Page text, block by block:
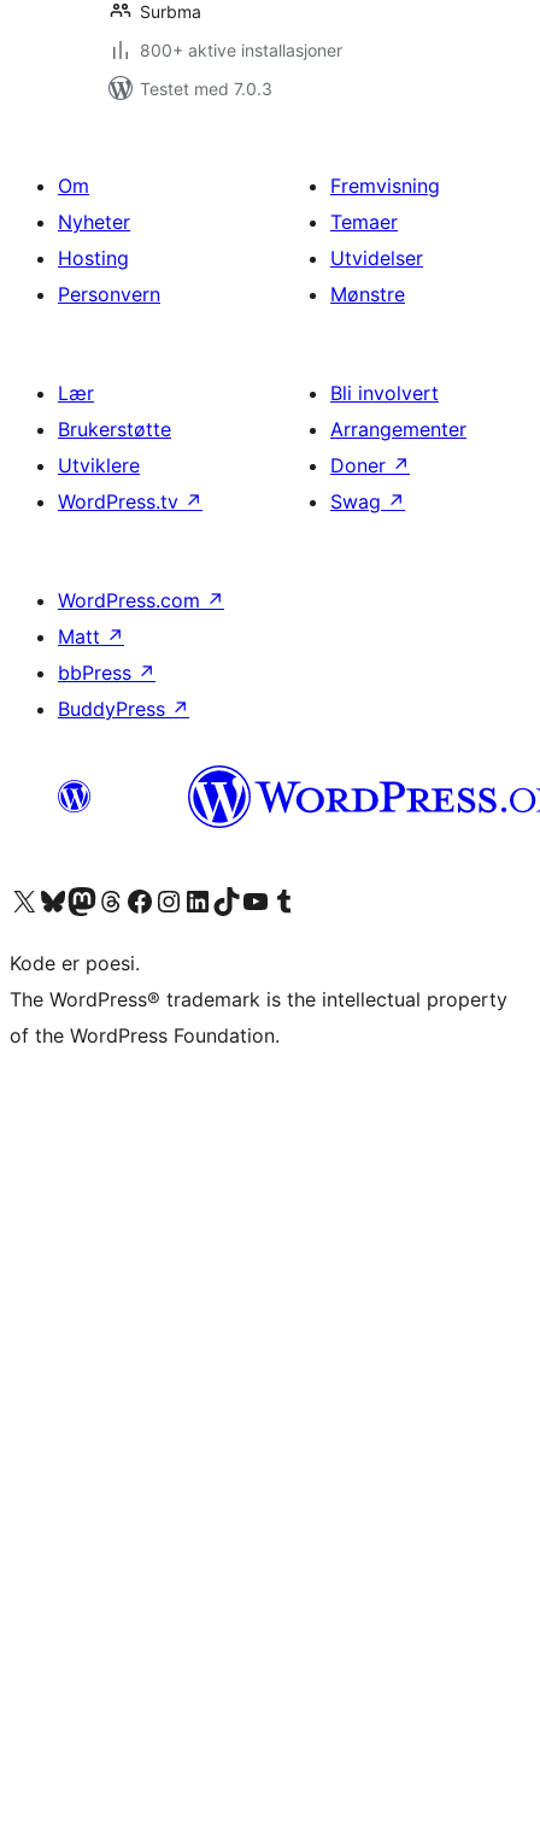
Surbma
800+ aktive installasjoner
Testet med 7.0.3
Om
Nyheter
Hosting
Personvern
Fremvisning
Temaer
Utvidelser
Mønstre
Lær
Brukerstøtte
Utviklere
WordPress.tv ↗
Bli involvert
Arrangementer
Doner ↗
Swag ↗
WordPress.com ↗
Matt ↗
bbPress ↗
BuddyPress ↗
Besøk vår konto på X Visit our Bluesky account
Besøk vår Mastodon-konto
Visit our Threads account
Besøk vår Facebook-sideBesøk vår Instagram-konto
Besøk vår LinkedIn-konto
Visit our TikTok account
Visit our YouTube channel
Visit our Tumblr account
Kode er poesi.
The WordPress® trademark is the intellectual property
of the WordPress Foundation.